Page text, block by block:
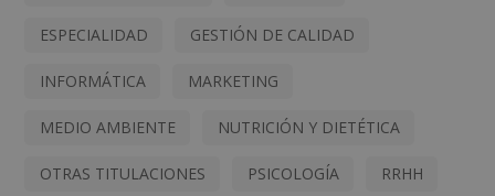
ESPECIALIDAD GESTIÓN DE CALIDAD
INFORMÁTICA MARKETING
MEDIO AMBIENTE NUTRICIÓN Y DIETÉTICA
OTRAS TITULACIONES PSICOLOGÍA RRHH